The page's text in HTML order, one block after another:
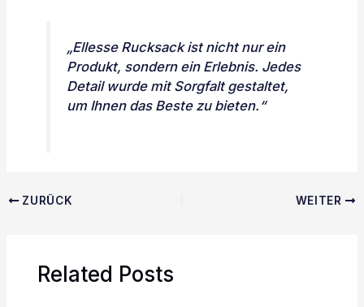
„Ellesse Rucksack ist nicht nur ein
Produkt, sondern ein Erlebnis. Jedes
Detail wurde mit Sorgfalt gestaltet,
um Ihnen das Beste zu bieten.“
ZURÜCK WEITER
Related Posts